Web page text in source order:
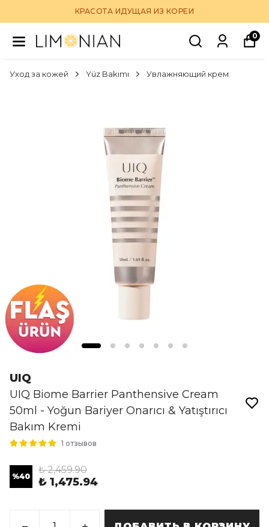
КРАСОТА ИДУЩАЯ ИЗ КОРЕИ
0
Уход за кожей Yüz Bakımı Увлажняющий крем
UIQ
UIQ Biome Barrier Panthensive Cream
50ml - Yoğun Bariyer Onarıcı & Yatıştırıcı
Bakım Kremi
1 отзывов
%40
₺ 2,459.90
₺ 1,475.94